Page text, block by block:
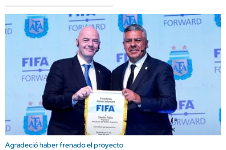
Agradeció haber frenado el proyecto